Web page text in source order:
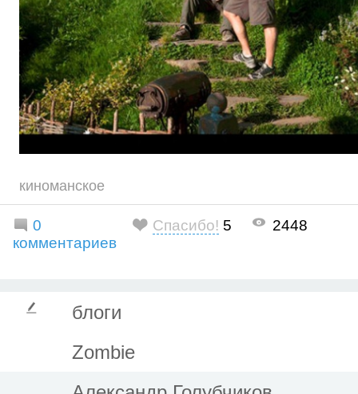
киноманское
0
комментариев
Спасибо! 5 2448
блоги
Zombiе